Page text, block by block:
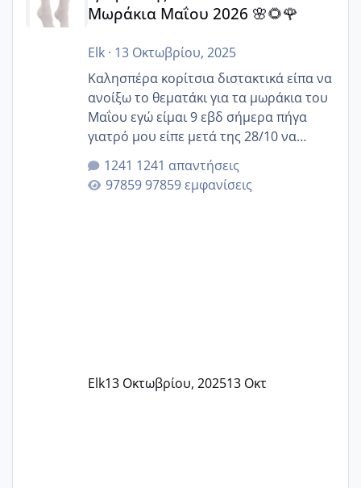
Μωράκια Μαΐου 2026 🌸🌻🌹
Elk· 13 Οκτωβρίου, 2025
Καλησπέρα κορίτσια διστακτικά είπα να
ανοίξω το θεματάκι για τα μωράκια του
Μαΐου εγώ είμαι 9 εβδ σήμερα πήγα
γιατρό μου είπε μετά της 28/10 να
κλείσω ραντεβού για την αυχενική είναι
καμιά άλλη κοπέλα να γεννάει Μάιο ;;
1241 απαντήσεις
97859 εμφανίσεις
Elk13 Οκτωβρίου, 202513 Οκτ